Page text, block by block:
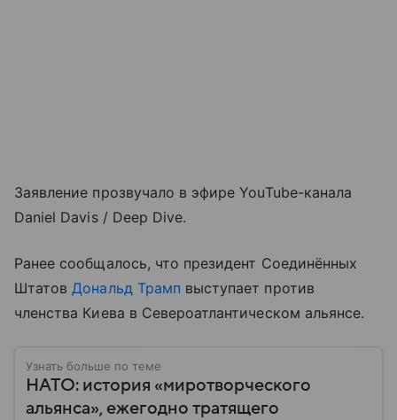
Заявление прозвучало в эфире YouTube-канала
Daniel Davis / Deep Dive.
Ранее сообщалось, что президент Соединённых
Штатов Дональд Трамп выступает против
членства Киева в Североатлантическом альянсе.
Узнать больше по теме
НАТО: история «миротворческого
альянса», ежегодно тратящего